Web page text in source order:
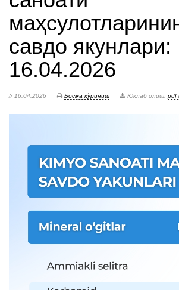
савдо якунлари:
16.04.2026
// 16.04.2026 Босма кўриниш Юклаб олиш: pdf